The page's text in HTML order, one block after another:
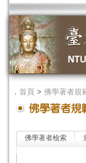
． 首頁 > 佛學著者規
佛學著者檢索